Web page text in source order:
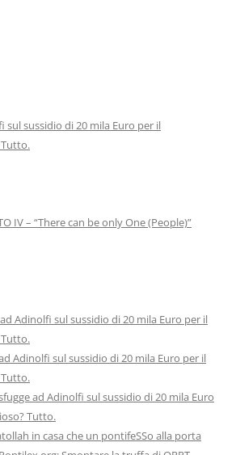
sul sussidio di 20 mila Euro per il
IV – “There can be only One (People)”
Adinolfi sul sussidio di 20 mila Euro per il
Adinolfi sul sussidio di 20 mila Euro per il
ad Adinolfi sul sussidio di 20 mila Euro
Tutto.
in casa che un pontifeSSo alla porta